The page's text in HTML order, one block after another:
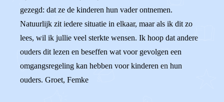
gezegd: dat ze de kinderen hun vader ontnemen.
Natuurlijk zit iedere situatie in elkaar, maar als ik dit zo
lees, wil ik jullie veel sterkte wensen. Ik hoop dat andere
ouders dit lezen en beseffen wat voor gevolgen een
omgangsregeling kan hebben voor kinderen en hun
ouders. Groet, Femke